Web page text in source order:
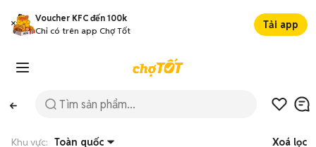
Voucher KFC đến 100k
Chỉ có trên app Chợ Tốt
Tải app
Khu vực: Toàn quốc Xoá lọc